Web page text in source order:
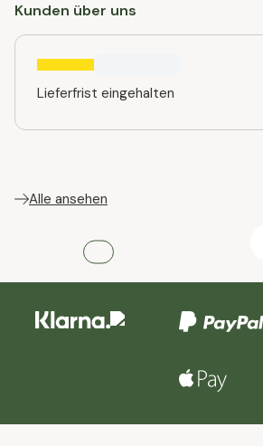
Kunden über uns
Lieferfrist eingehalten
Alle ansehen